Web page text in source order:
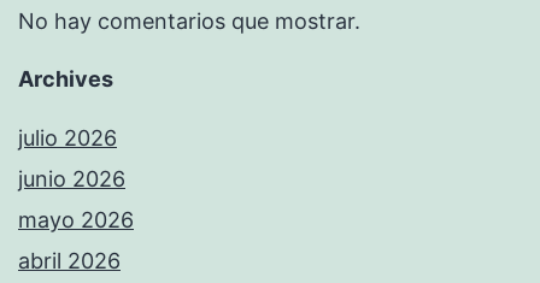
No hay comentarios que mostrar.
Archives
julio 2026
junio 2026
mayo 2026
abril 2026